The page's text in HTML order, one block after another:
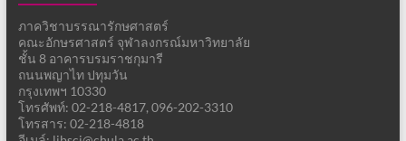
ภาควิชาบรรณารักษศาสตร์
คณะอักษรศาสตร์ จุฬาลงกรณ์มหาวิทยาลัย
ชั้น 8 อาคารบรมราชกุมารี
ถนนพญาไท ปทุมวัน
กรุงเทพฯ 10330
โทรศัพท์: 02-218-4817, 096-202-3310
โทรสาร: 02-218-4818